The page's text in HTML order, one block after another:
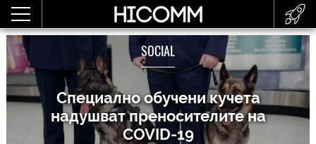
SOCIAL
Специално обучени кучета
надушват преносителите на
COVID-19